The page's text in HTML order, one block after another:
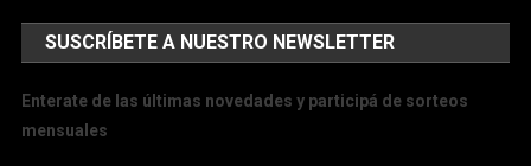
SUSCRÍBETE A NUESTRO NEWSLETTER
Enterate de las últimas novedades y participá de sorteos
mensuales